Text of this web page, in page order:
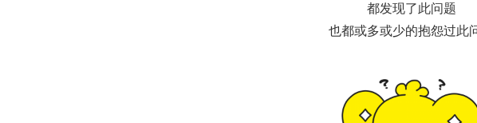
都发现了此问题
也都或多或少的抱怨过此